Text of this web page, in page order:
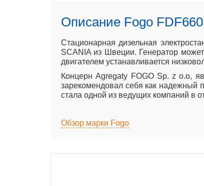
Описание Fogo
Стационарная дизельная
SCANIA из Швеции. Генератор
двигателем устанавливается
Концерн Agregaty FOGO Sp. z o.o,
зарекомендовал себя как надежный
стала одной из ведущих компаний в
Обзор марки Fogo